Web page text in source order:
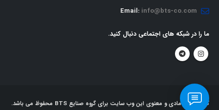
Email: info@bts-co.com
ما را در شبکه های اجتماعی دنبال کنید.
کلیه حقوق مادی و معنوی این وب سایت برای گروه صنایع BTS محفوظ می باشد.